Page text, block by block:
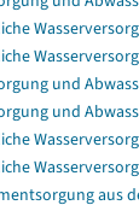
und
und
aus